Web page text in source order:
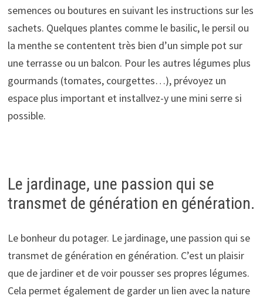
semences ou boutures en suivant les instructions sur les
sachets. Quelques plantes comme le basilic, le persil ou
la menthe se contentent très bien d’un simple pot sur
une terrasse ou un balcon. Pour les autres légumes plus
gourmands (tomates, courgettes…), prévoyez un
espace plus important et installvez-y une mini serre si
possible.
Le jardinage, une passion qui se
transmet de génération en génération.
Le bonheur du potager. Le jardinage, une passion qui se
transmet de génération en génération. C’est un plaisir
que de jardiner et de voir pousser ses propres légumes.
Cela permet également de garder un lien avec la nature